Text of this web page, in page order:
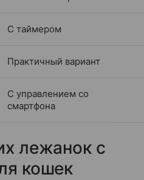
С таймером
Практичный вариант
С управлением со
смартфона
лежанок с
кошек